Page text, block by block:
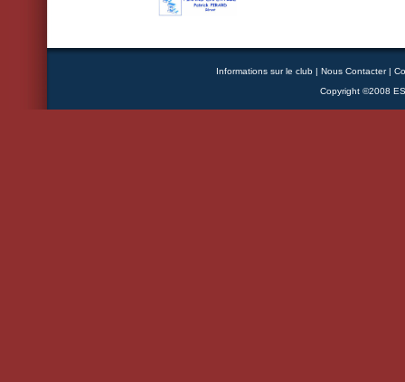
Informations sur le club | Nous Contacter|
Copyright ©2008